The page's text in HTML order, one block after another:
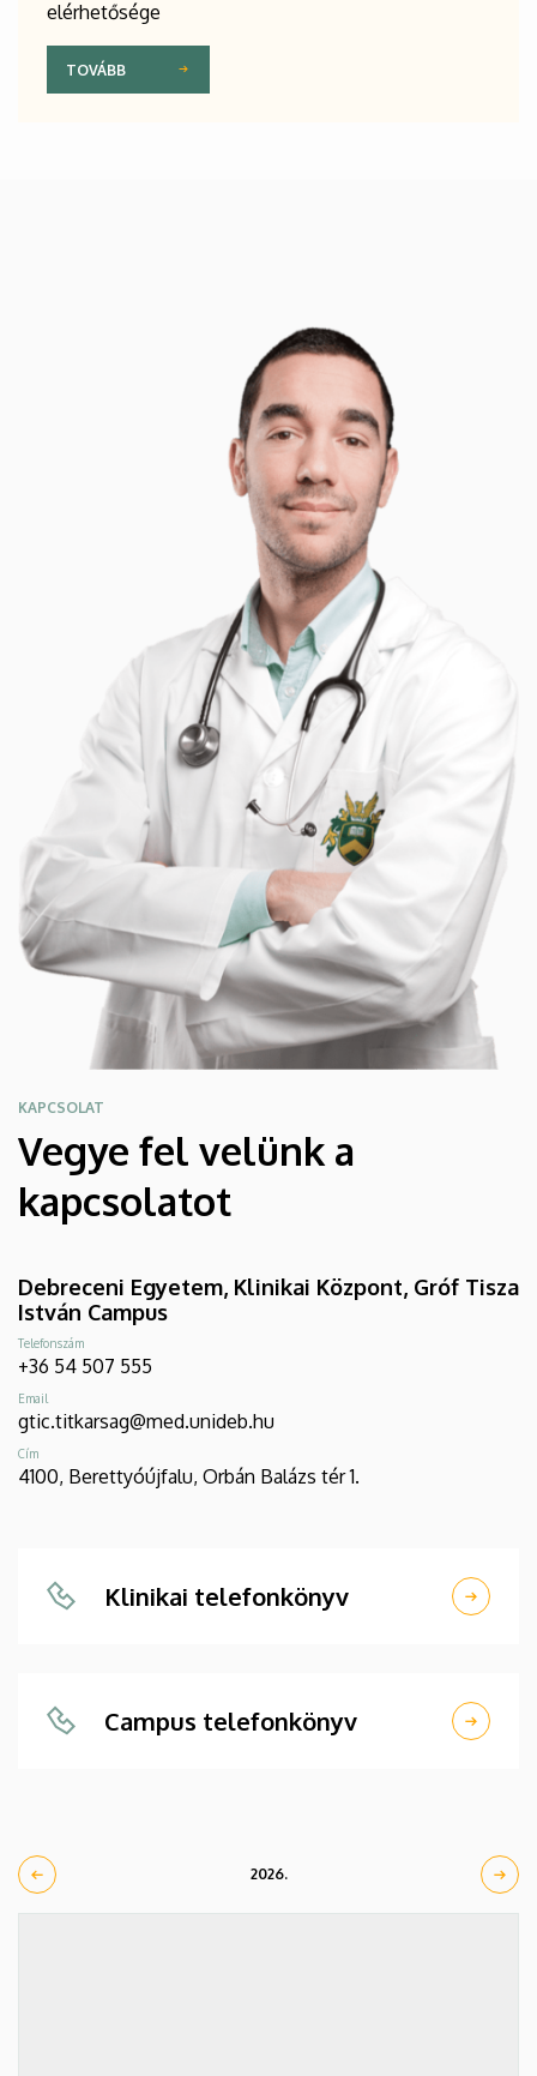
elérhetősége
TOVÁBB
KAPCSOLAT
Vegye fel velünk a
kapcsolatot
Debreceni Egyetem, Klinikai Központ, Gróf Tisza
István Campus
Telefonszám
+36 54 507 555
Email
gtic.titkarsag@med.unideb.hu
Cím
4100, Berettyóújfalu, Orbán Balázs tér 1.
Klinikai telefonkönyv
Campus telefonkönyv
2026.